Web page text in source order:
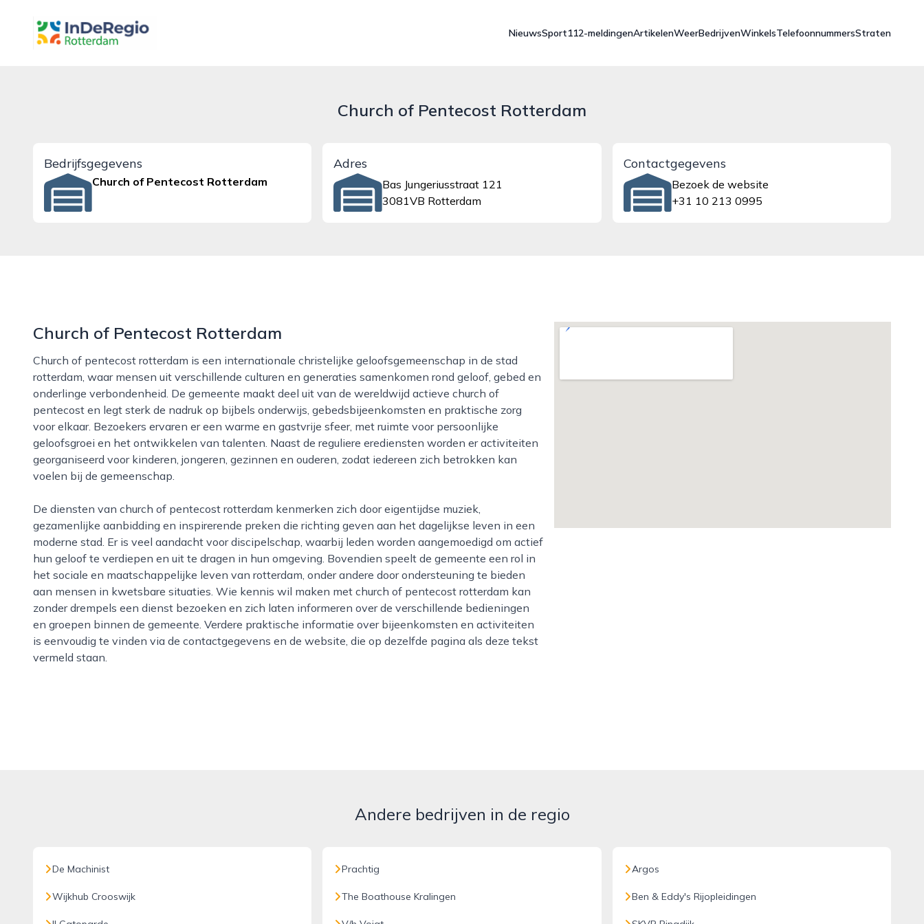
inderegiorotterdam.nl
NieuwsSport112-meldingenArtikelenWeerBedrijvenWinkelsTelefoonnummersStraten
Church of Pentecost Rotterdam
Bedrijfsgegevens
Church of Pentecost Rotterdam
Adres
Bas Jungeriusstraat 121
3081VB Rotterdam
Contactgegevens
Bezoek de website
+31 10 213 0995
Church of Pentecost Rotterdam
Church of pentecost rotterdam is een internationale christelijke geloofsgemeenschap in de stad
rotterdam, waar mensen uit verschillende culturen en generaties samenkomen rond geloof, gebed en
onderlinge verbondenheid. De gemeente maakt deel uit van de wereldwijd actieve church of
pentecost en legt sterk de nadruk op bijbels onderwijs, gebedsbijeenkomsten en praktische zorg
voor elkaar. Bezoekers ervaren er een warme en gastvrije sfeer, met ruimte voor persoonlijke
geloofsgroei en het ontwikkelen van talenten. Naast de reguliere erediensten worden er activiteiten
georganiseerd voor kinderen, jongeren, gezinnen en ouderen, zodat iedereen zich betrokken kan
voelen bij de gemeenschap.
De diensten van church of pentecost rotterdam kenmerken zich door eigentijdse muziek,
gezamenlijke aanbidding en inspirerende preken die richting geven aan het dagelijkse leven in een
moderne stad. Er is veel aandacht voor discipelschap, waarbij leden worden aangemoedigd om actief
hun geloof te verdiepen en uit te dragen in hun omgeving. Bovendien speelt de gemeente een rol in
het sociale en maatschappelijke leven van rotterdam, onder andere door ondersteuning te bieden
aan mensen in kwetsbare situaties. Wie kennis wil maken met church of pentecost rotterdam kan
zonder drempels een dienst bezoeken en zich laten informeren over de verschillende bedieningen
en groepen binnen de gemeente. Verdere praktische informatie over bijeenkomsten en activiteiten
is eenvoudig te vinden via de contactgegevens en de website, die op dezelfde pagina als deze tekst
vermeld staan.
Andere bedrijven in de regio
De Machinist
Wijkhub Crooswijk
Prachtig
The Boathouse Kralingen
Argos
Ben & Eddy's Rijopleidingen